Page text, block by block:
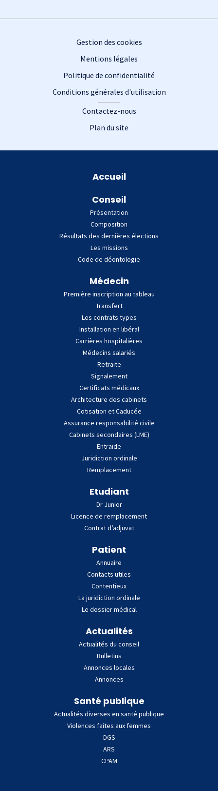
Gestion des cookies
Mentions légales
Politique de confidentialité
Conditions générales d'utilisation
Contactez-nous
Plan du site
Accueil
Conseil
Présentation
Composition
Résultats des dernières élections
Les missions
Code de déontologie
Médecin
Première inscription au tableau
Transfert
Les contrats types
Installation en libéral
Carrières hospitalières
Médecins salariés
Retraite
Signalement
Certificats médicaux
Architecture des cabinets
Cotisation et Caducée
Assurance responsabilité civile
Cabinets secondaires (LME)
Entraide
Juridiction ordinale
Remplacement
Etudiant
Dr Junior
Licence de remplacement
Contrat d’adjuvat
Patient
Annuaire
Contacts utiles
Contentieux
La juridiction ordinale
Le dossier médical
Actualités
Actualités du conseil
Bulletins
Annonces locales
Annonces
Santé publique
Actualités diverses en santé publique
Violences faites aux femmes
DGS
ARS
CPAM